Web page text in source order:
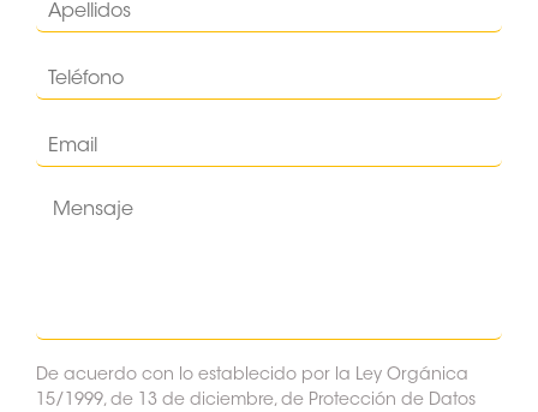
De acuerdo con lo establecido por la Ley Orgánica
15/1999, de 13 de diciembre, de Protección de Datos